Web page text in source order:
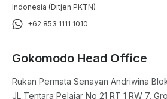
Indonesia (Ditjen PKTN)
+62 853 1111 1010
Gokomodo Head Office
Rukan Permata Senayan Andriwina
JL Tentara Pelajar No 21 RT 1 RW 7,